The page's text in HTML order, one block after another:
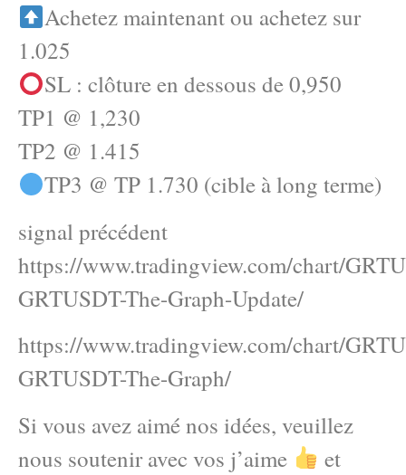
Achetez maintenant ou achetez sur
1.025
SL : clôture en dessous de 0,950
TP1 @ 1,230
TP2 @ 1.415
TP3 @ TP 1.730 (cible à long terme)
signal précédent
https://www.tradingview.com/chart/
GRTUSDT-The-Graph-Update/
https://www.tradingview.com/chart/
GRTUSDT-The-Graph/
Si vous avez aimé nos idées, veuillez
nous soutenir avec vos j’aime
et